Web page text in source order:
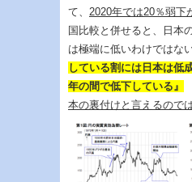
て、 2020年では20％弱下
国比較と併せると、日本
は極端に低いわけではない
している割には日本は低
年の間で低下している』
本の裏付けと言えるので